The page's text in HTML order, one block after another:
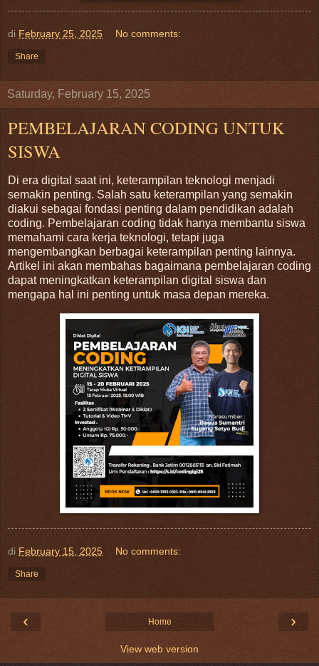
di February 25, 2025 No comments:
Share
Saturday, February 15, 2025
PEMBELAJARAN CODING UNTUK
SISWA
Di era digital saat ini, keterampilan teknologi menjadi
semakin penting. Salah satu keterampilan yang semakin
diakui sebagai fondasi penting dalam pendidikan adalah
coding. Pembelajaran coding tidak hanya membantu siswa
memahami cara kerja teknologi, tetapi juga
mengembangkan berbagai keterampilan penting lainnya.
Artikel ini akan membahas bagaimana pembelajaran coding
dapat meningkatkan keterampilan digital siswa dan
mengapa hal ini penting untuk masa depan mereka.
di February 15, 2025 No comments:
Share
‹ ›
Home
View web version